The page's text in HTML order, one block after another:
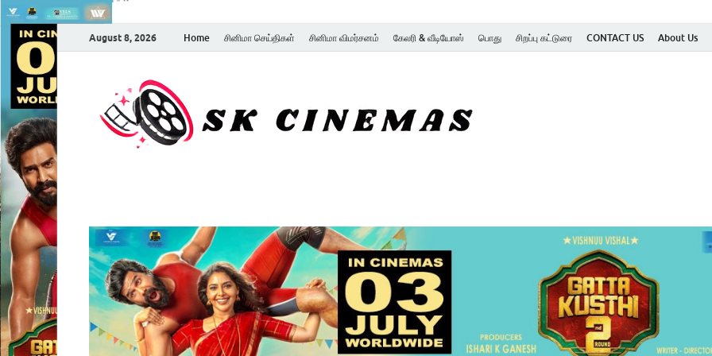
August 8, 2026 Home சினிமா செய்திகள் சினிமா விமர்சனம் கேலரி & வீடியோஸ் பொது சிறப்பு கட்டுரை CONTACT US About Us